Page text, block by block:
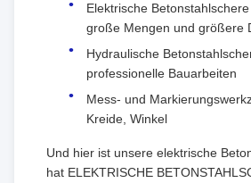
Elektrische
große Mengen und größere
Hydraulische
professionelle Bauarbeiten
Mess- und
Kreide, Winkel
Und hier ist unsere elektrische
hat ELEKTRISCHE